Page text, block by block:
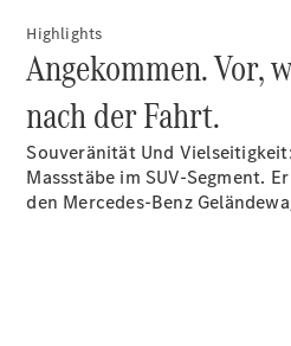
Wartung,
Reparatur
&
Garantie
Highlights
Angekommen. Vor,
nach der Fahrt.
Souveränität Und
Massstäbe im SUV-Segment.
den Mercedes-Benz